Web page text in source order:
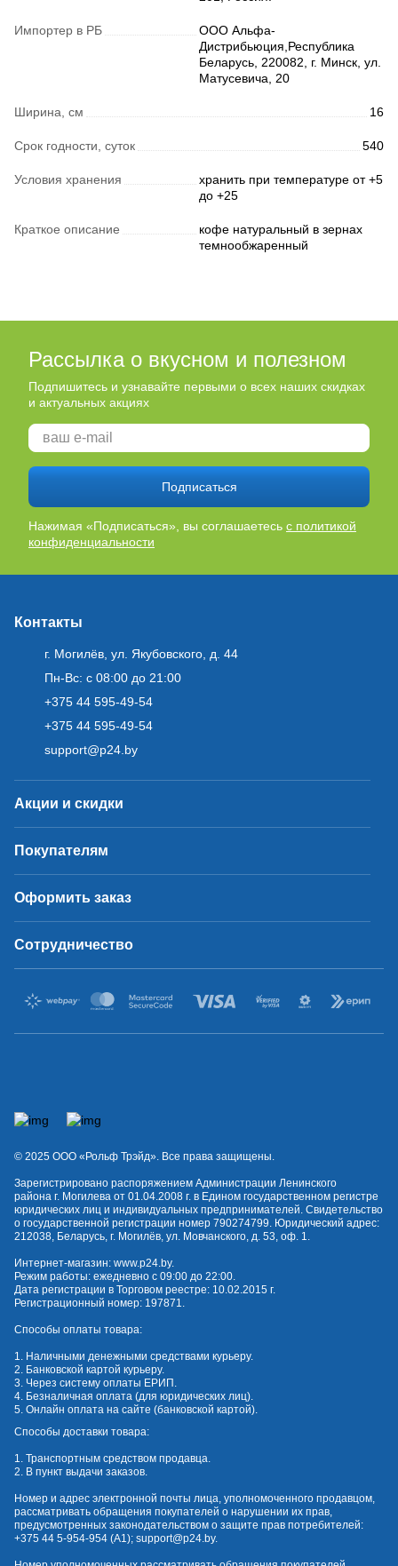
Импортер в РБ
ООО Альфа-
Дистрибьюция,Республика
Беларусь, 220082, г. Минск, ул.
Матусевича, 20
Ширина, см 16
Срок годности, суток 540
Условия хранения
хранить при температуре от +5
до +25
Краткое описание
кофе натуральный в зернах
темнообжаренный
Рассылка о вкусном и полезном
Подпишитесь и узнавайте первыми о всех наших скидках
и актуальных акциях
Подписаться
Нажимая «Подписаться», вы соглашаетесь с политикой
конфиденциальности
Контакты
г. Могилёв, ул. Якубовского, д. 44
Пн-Вс: с 08:00 до 21:00
+375 44 595-49-54
+375 44 595-49-54
support@p24.by
Акции и скидки
Покупателям
Оформить заказ
Сотрудничество
© 2025 OOO «Рольф Трэйд». Все права защищены.
Зарегистрировано распоряжением Администрации Ленинского
района г. Могилева от 01.04.2008 г. в Едином государственном регистре
юридических лиц и индивидуальных предпринимателей. Свидетельство
о государственной регистрации номер 790274799. Юридический адрес:
212038, Беларусь, г. Могилёв, ул. Мовчанского, д. 53, оф. 1.
Интернет-магазин: www.p24.by.
Режим работы: ежедневно с 09:00 до 22:00.
Дата регистрации в Торговом реестре: 10.02.2015 г.
Регистрационный номер: 197871.
Способы оплаты товара:
1. Наличными денежными средствами курьеру.
2. Банковской картой курьеру.
3. Через систему оплаты ЕРИП.
4. Безналичная оплата (для юридических лиц).
5. Онлайн оплата на сайте (банковской картой).
Способы доставки товара:
1. Транспортным средством продавца.
2. В пункт выдачи заказов.
Номер и адрес электронной почты лица, уполномоченного продавцом,
рассматривать обращения покупателей о нарушении их прав,
предусмотренных законодательством о защите прав потребителей:
+375 44 5-954-954 (А1); support@p24.by.